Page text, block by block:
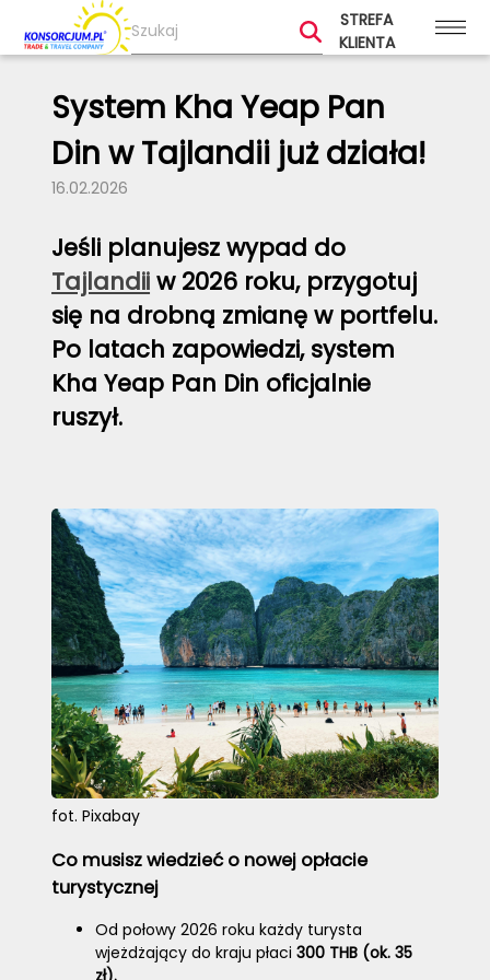
STREFA
KLIENTA
System Kha Yeap Pan
Din w Tajlandii już działa!
16.02.2026
Jeśli planujesz wypad do
Tajlandii w 2026 roku, przygotuj
się na drobną zmianę w portfelu.
Po latach zapowiedzi, system
Kha Yeap Pan Din oficjalnie
ruszył.
fot. Pixabay
Co musisz wiedzieć o nowej opłacie
turystycznej
Od połowy 2026 roku każdy turysta
wjeżdżający do kraju płaci300 THB (ok. 35
zł).